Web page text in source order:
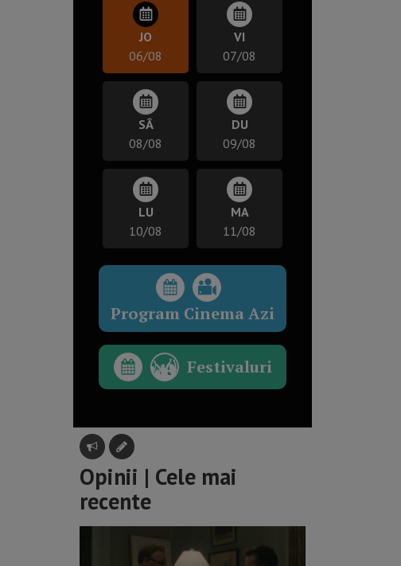
JO
06/08
VI
07/08
SÂ
08/08
DU
09/08
LU
10/08
MA
11/08
Program Cinema Azi
Festivaluri
Opinii | Cele mai
recente